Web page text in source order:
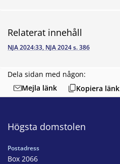
Dela sidan med någon:
Mejla länk
Kopiera länk
Relaterat innehåll
NJA 2024:33, NJA 2024 s. 386
Högsta domstolen
Postadress
Box 2066